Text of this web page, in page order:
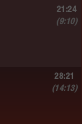
21:24
(9:10)
28:21
(14:13)